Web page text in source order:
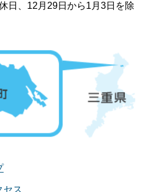
日、12月29日から1月3日を除
セス